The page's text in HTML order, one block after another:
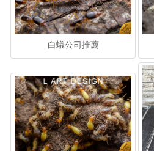
白蟻公司推薦